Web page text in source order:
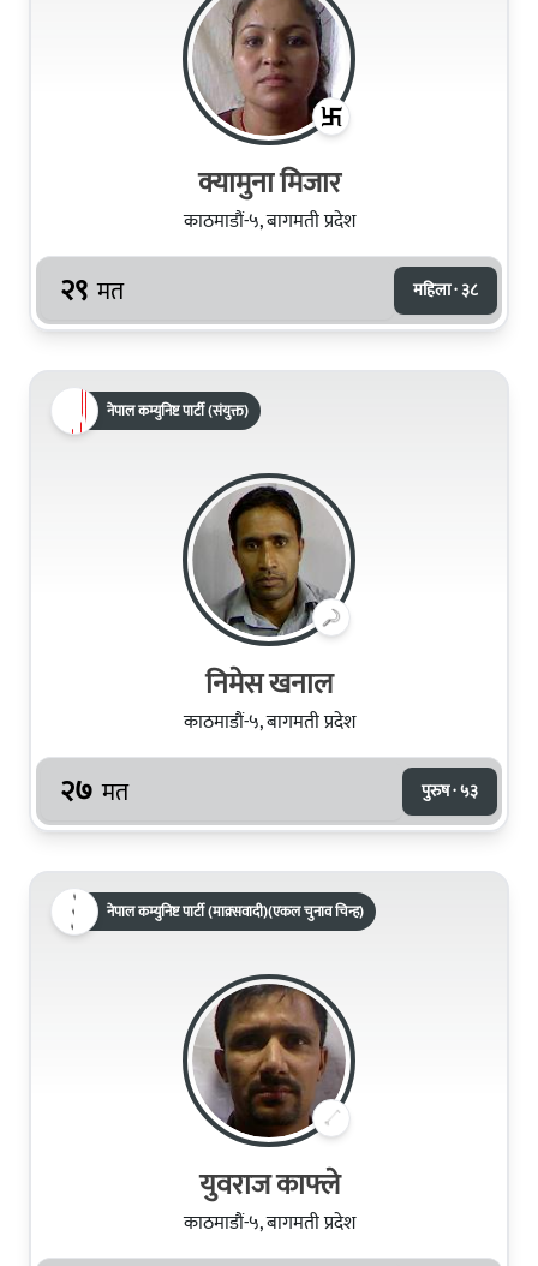
क्यामुना मिजार
काठमाडौं-५, बागमती प्रदेश
२९ मत महिला · ३८
नेपाल कम्युनिष्ट पार्टी (संयुक्त)
निमेस खनाल
काठमाडौं-५, बागमती प्रदेश
२७ मत पुरुष · ५३
नेपाल कम्युनिष्ट पार्टी (माक्र्सवादी)(एकल चुनाव चिन्ह)
युवराज काफ्ले
काठमाडौं-५, बागमती प्रदेश